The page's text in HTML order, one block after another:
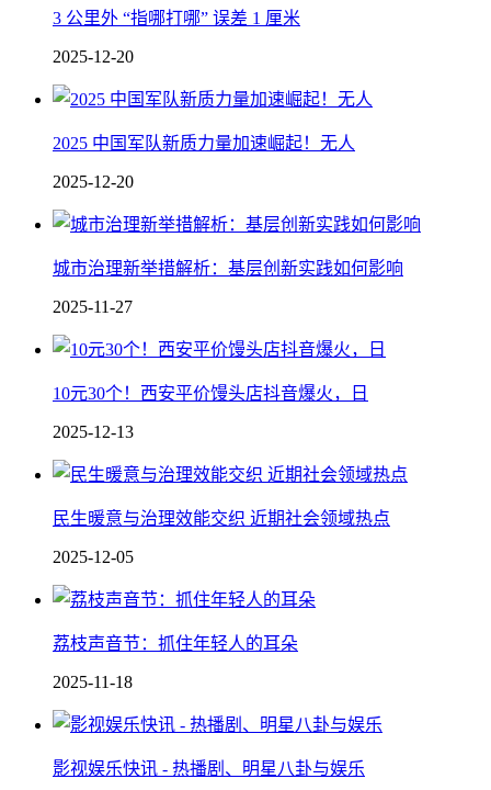
3 公里外 “指哪打哪” 误差 1 厘米
2025-12-20
2025 中国军队新质力量加速崛起！无人
2025-12-20
城市治理新举措解析：基层创新实践如何影响
2025-11-27
10元30个！西安平价馒头店抖音爆火，日
2025-12-13
民生暖意与治理效能交织 近期社会领域热点
2025-12-05
荔枝声音节：抓住年轻人的耳朵
2025-11-18
影视娱乐快讯 - 热播剧、明星八卦与娱乐